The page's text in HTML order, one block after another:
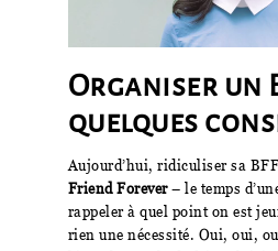
Organiser un
quelques
Aujourd’hui, ridiculiser sa
Friend Forever– le temps
rappeler à quel point on est
rien une nécessité. Oui, oui,